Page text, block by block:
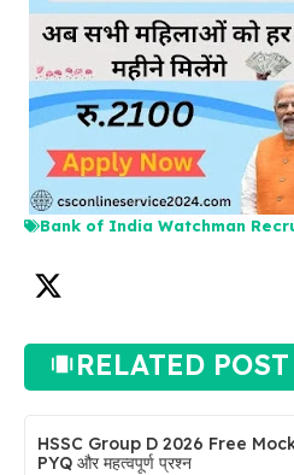
Bank of India Watchman
RELATED POST
HSSC Group D 2026 Free Mock
PYQ और महत्वपूर्ण प्रश्न